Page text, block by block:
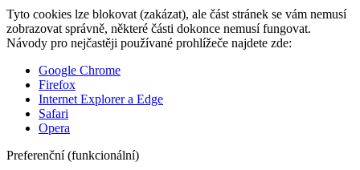
Tyto cookies lze blokovat (zakázat), ale část stránek se vám nemusí
zobrazovat správně, některé části dokonce nemusí fungovat.
Návody pro nejčastěji používané prohlížeče najdete zde:
Google Chrome
Firefox
Internet Explorer a Edge
Safari
Opera
Preferenční (funkcionální)